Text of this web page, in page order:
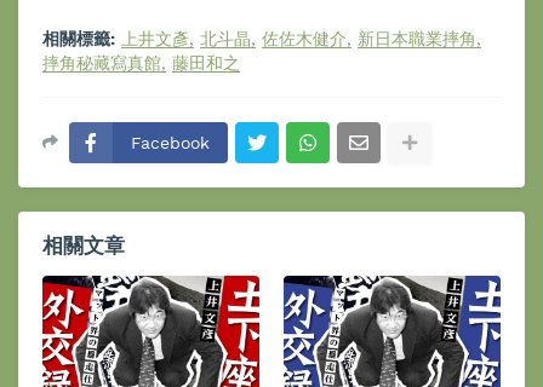
相關標籤: 上井文彥 北斗晶 佐佐木健介
新日本職業摔角
摔角秘藏寫真館 藤田和之
Facebook
相關文章